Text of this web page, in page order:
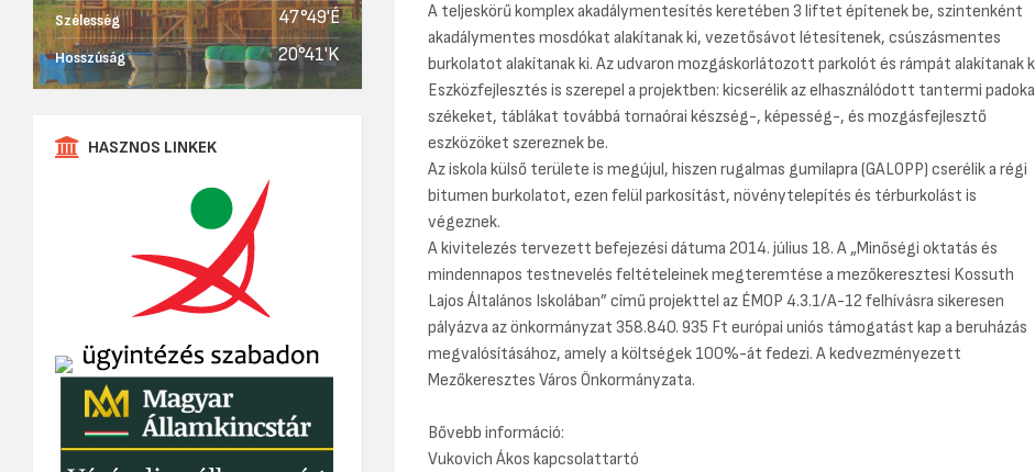
A teljeskörű komplex akadálymentesítés keretében 3 liftet építenek be, szintenként
akadálymentes mosdókat alakítanak ki, vezetősávot létesítenek, csúszásmentes
burkolatot alakítanak ki. Az udvaron mozgáskorlátozott parkolót és rámpát alakítanak
Eszközfejlesztés is szerepel a projektben: kicserélik az elhasználódott tantermi
székeket, táblákat továbbá tornaórai készség-, képesség-, és mozgásfejlesztő
eszközöket szereznek be.
Az iskola külső területe is megújul, hiszen rugalmas gumilapra (GALOPP) cserélik a régi
bitumen burkolatot, ezen felül parkosítást, növénytelepítés és térburkolást is
végeznek.
A kivitelezés tervezett befejezési dátuma 2014. július 18. A „Minőségi oktatás és
mindennapos testnevelés feltételeinek megteremtése a mezőkeresztesi Kossuth
Lajos Általános Iskolában” című projekttel az ÉMOP 4.3.1/A-12 felhívásra sikeresen
pályázva az önkormányzat 358.840. 935 Ft európai uniós támogatást kap a beruházás
megvalósításához, amely a költségek 100%-át fedezi. A kedvezményezett
Mezőkeresztes Város Önkormányzata.
Bővebb információ:
Vukovich Ákos kapcsolattartó
Szélesség 47°49'É
Hosszúság 20°41'K
HASZNOS LINKEK